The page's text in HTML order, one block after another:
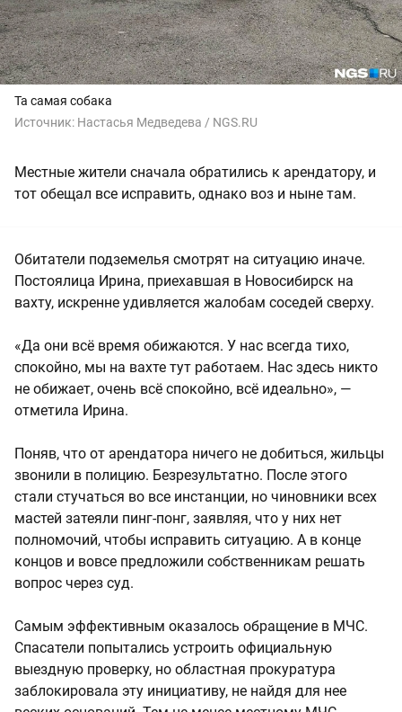
Та самая собака
Источник: Настасья Медведева / NGS.RU
Местные жители сначала обратились к арендатору, и
тот обещал все исправить, однако воз и ныне там.
Обитатели подземелья смотрят на ситуацию иначе.
Постоялица Ирина, приехавшая в Новосибирск на
вахту, искренне удивляется жалобам соседей сверху.
«Да они всё время обижаются. У нас всегда тихо,
спокойно, мы на вахте тут работаем. Нас здесь никто
не обижает, очень всё спокойно, всё идеально», —
отметила Ирина.
Поняв, что от арендатора ничего не добиться, жильцы
звонили в полицию. Безрезультатно. После этого
стали стучаться во все инстанции, но чиновники всех
мастей затеяли пинг-понг, заявляя, что у них нет
полномочий, чтобы исправить ситуацию. А в конце
концов и вовсе предложили собственникам решать
вопрос через суд.
Самым эффективным оказалось обращение в МЧС.
Спасатели попытались устроить официальную
выездную проверку, но областная прокуратура
заблокировала эту инициативу, не найдя для нее